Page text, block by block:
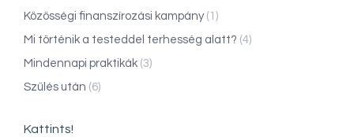
Közösségi finanszírozási kampány(1)
Mi történik a testeddel terhesség alatt? (4)
Mindennapi praktikák (3)
Szülés után (6)
Kattints!